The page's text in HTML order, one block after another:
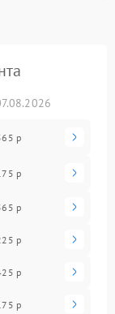
р
р
р
р
р
р